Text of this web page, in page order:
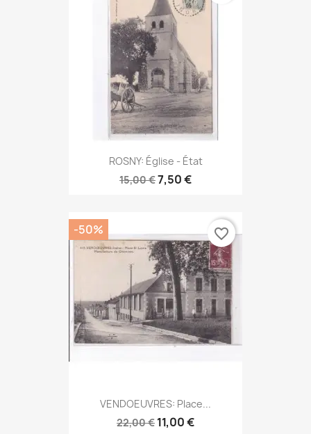
ROSNY: Église - État
15,00 €7,50 €
VENDOEUVRES: Place...
22,00 € 11,00 €
-50% favorite_border